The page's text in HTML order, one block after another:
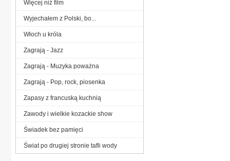
Więcej niż film
Wyjechałem z Polski, bo...
Włoch u króla
Zagrają - Jazz
Zagrają - Muzyka poważna
Zagrają - Pop, rock, piosenka
Zapasy z francuską kuchnią
Zawody i wielkie kozackie show
Świadek bez pamięci
Świat po drugiej stronie tafli wody